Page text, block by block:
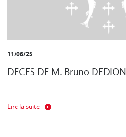
11/06/25
DECES DE M. Bruno DEDION
Lire la suite